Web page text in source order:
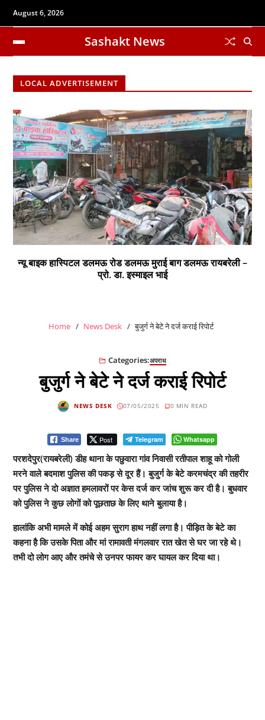
August 6, 2026
Sashakt News
LOCAL ADVERTISEMENT
न्यू बाइक हास्पिटल डलमऊ रोड डलमऊ मुराई बाग डलमऊ रायबरेली –
प्रो. डा. इस्माइल भाई
Home News Desk बुजुर्ग ने बेटे ने दर्ज कराई रिपोर्ट
Categories:अपराध
बुजुर्ग ने बेटे ने दर्ज कराई रिपोर्ट
NEWS DESK 07/05/2025 0 MIN READ
Share Post Telegram Whatsapp
परशदेपुर(रायबरेली) डीह थाना के पछुवारा गांव निवासी रतीपाल शाहू को गोली
मरने वाले बदमाश पुलिस की पकड़ से दूर हैं। बुजुर्ग के बेटे करमचंद्र की तहरीर
पर पुलिस ने दाे अज्ञात हमलावरों पर केस दर्ज कर जांच शुरू कर दी है। बुधवार
को पुलिस ने कुछ लोगों को पूछताछ के लिए थाने बुलाया है।
हालांकि अभी मामले में कोई अहम सुराग हाथ नहीं लगा है। पीड़ित के बेटे का
कहना है कि उसके पिता और मां रामावती मंगलवार रात खेत से घर जा रहे थे।
तभी दो लोग आए और तमंचे से उनपर फायर कर घायल कर दिया था।